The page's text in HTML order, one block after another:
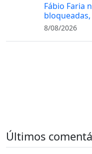
Fábio Faria
bloqueadas,
8/08/2026
Últimos